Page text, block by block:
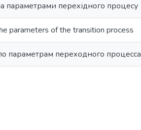
параметрами перехідного процесу
parameters of the transition process
параметрам переходного процесса